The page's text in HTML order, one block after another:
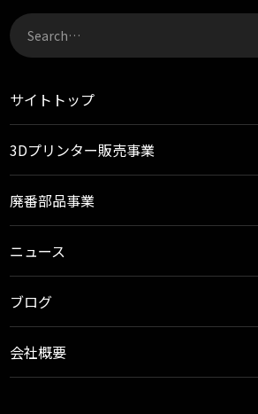
サイトトップ
3Dプリンター販売事業
廃番部品事業
ニュース
ブログ
会社概要